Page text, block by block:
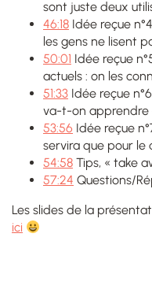
sont juste deux
46:18 Idée reçue
les gens ne lisent
50:01 Idée reçue
actuels : on les
51:33 Idée reçue
va-t-on apprendre
53:56 Idée reçue
servira que pour le
54:58 Tips, « take
57:24 Questions/
Les slides de la
ici